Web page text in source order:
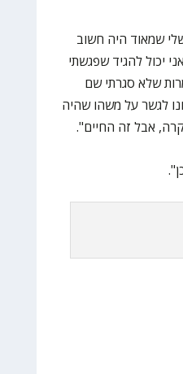
שמאוד היה חשוב
יכול להגיד שפגשתי
שלא סגרתי שם
לגשר על משהו שהיה
אבל זה החיים".